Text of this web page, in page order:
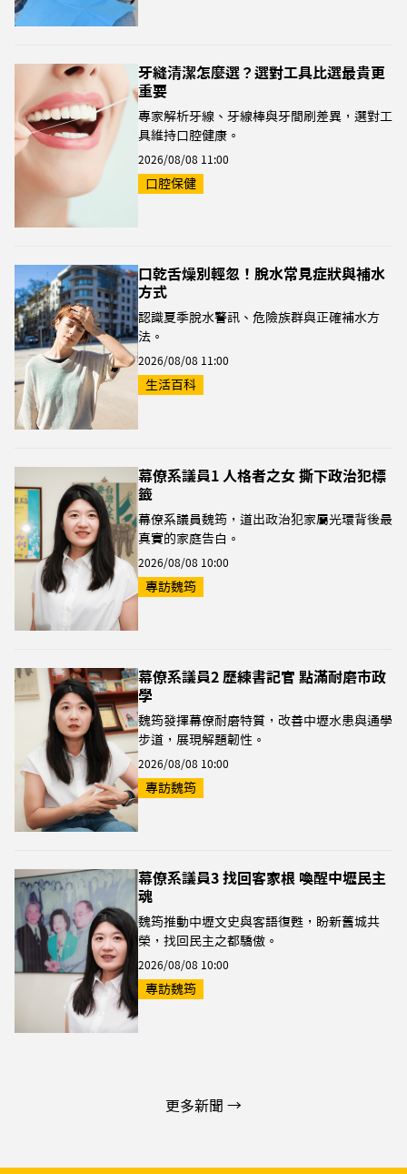
牙縫清潔怎麼選？選對工具比選最貴更
重要
專家解析牙線、牙線棒與牙間刷差異，選對工
具維持口腔健康。
2026/08/08 11:00
口腔保健
口乾舌燥別輕忽！脫水常見症狀與補水
方式
認識夏季脫水警訊、危險族群與正確補水方
法。
2026/08/08 11:00
生活百科
幕僚系議員1 人格者之女 撕下政治犯標
籤
幕僚系議員魏筠，道出政治犯家屬光環背後最
真實的家庭告白。
2026/08/08 10:00
專訪魏筠
幕僚系議員2 歷練書記官 點滿耐磨市政
學
魏筠發揮幕僚耐磨特質，改善中壢水患與通學
步道，展現解題韌性。
2026/08/08 10:00
專訪魏筠
幕僚系議員3 找回客家根 喚醒中壢民主
魂
魏筠推動中壢文史與客語復甦，盼新舊城共
榮，找回民主之都驕傲。
2026/08/08 10:00
專訪魏筠
更多新聞 →